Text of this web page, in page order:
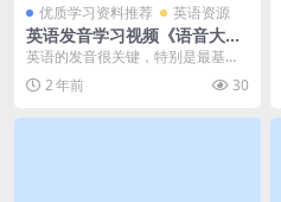
优质学习资料推荐 英语资源
英语发音学习视频《语音大课
堂》【26课MP4视频】百度网
习课程视频
英语的发音很关键，特别是最基础
的单词的发音，为什么大部分的国
人说出来的英语都是纯...
2 年前 30